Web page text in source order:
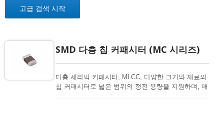
고급 검색 시작
SMD 다층 칩 커패시터 (MC 시리즈)
다층 세라믹 커패시터, MLCC, 다양한 크기와 재료의
칩 커패시터로 넓은 범위의 정전 용량을 지원하며, 매